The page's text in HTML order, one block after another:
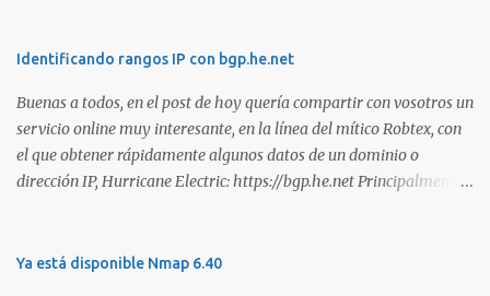
certificaciones existentes hoy en día, elegir la adecuada puede
certificaciones que consideramos como opciones sólidas para
aquellos que desean especializarse en el área de la seguridad
ofensiva. Todas ellas son totalmente prácticas y su examen simula
un escenario real en el que se deben comprometer diversos activos,
La primera certificación de la lista es el eJPT (Junior Penetration
Identificando rangos IP con bgp.he.net
Buenas a todos, en el post de hoy quería compartir con vosotros un
servicio online muy interesante, en la línea del mítico Robtex, con
el que obtener rápidamente algunos datos de un dominio o
dirección IP, Hurricane Electric: https://bgp.he.net Principalmente
durante la estimación de un test de intrusión. A continuación os
Ya está disponible Nmap 6.40